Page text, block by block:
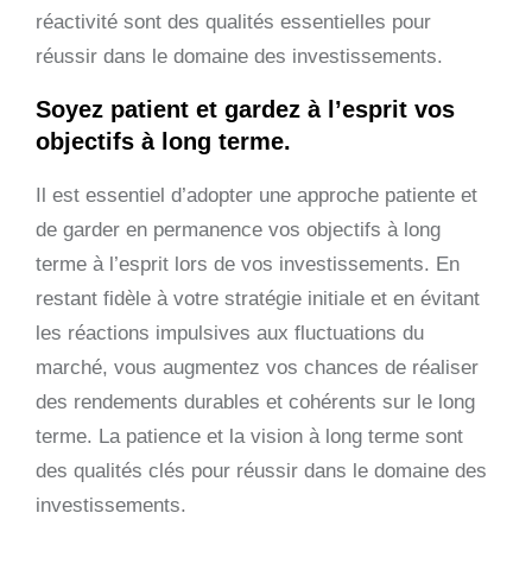
réactivité sont des qualités essentielles pour
réussir dans le domaine des investissements.
Soyez patient et gardez à l’esprit vos
objectifs à long terme.
Il est essentiel d’adopter une approche patiente et
de garder en permanence vos objectifs à long
terme à l’esprit lors de vos investissements. En
restant fidèle à votre stratégie initiale et en évitant
les réactions impulsives aux fluctuations du
marché, vous augmentez vos chances de réaliser
des rendements durables et cohérents sur le long
terme. La patience et la vision à long terme sont
des qualités clés pour réussir dans le domaine des
investissements.